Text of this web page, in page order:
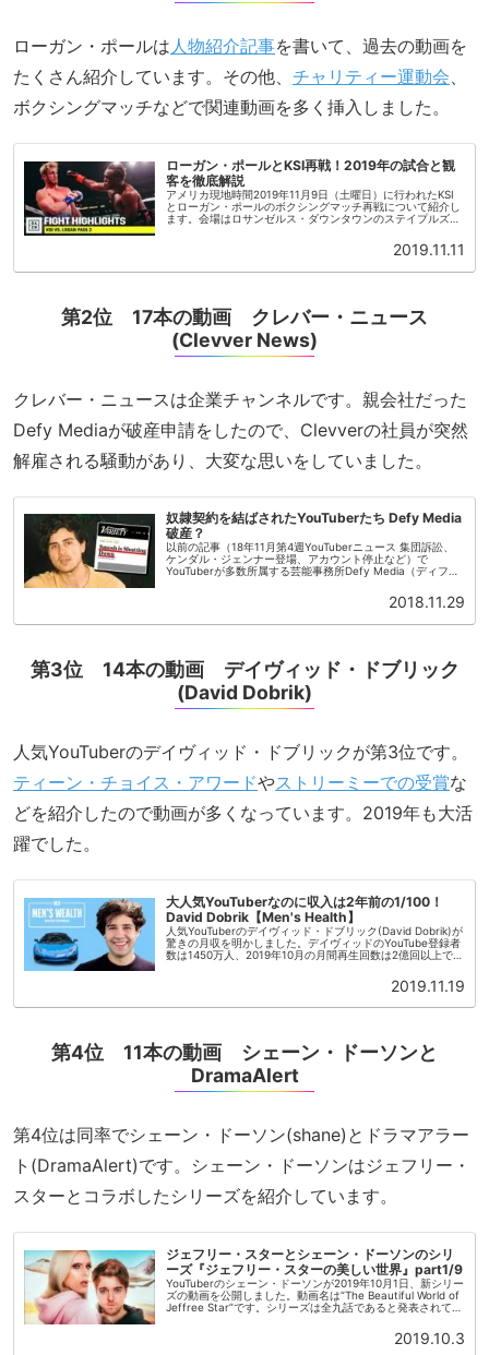
ローガン・ポールは人物紹介記事を書いて、過去の動画を
たくさん紹介しています。その他、 チャリティー運動会、
ボクシングマッチなどで関連動画を多く挿入しました。
ローガン・ポールとKSI再戦！2019年の試合と観
客を徹底解説
アメリカ現地時間2019年11月9日（土曜日）に行われたKSI
とローガン・ポールのボクシングマッチ再戦について紹介し
ます。会場はロサンゼルス・ダウンタウンのステイプルズ・
2019.11.11
第2位 17本の動画 クレバー・ニュース
(Clevver News)
クレバー・ニュースは企業チャンネルです。親会社だった
Defy Mediaが破産申請をしたので、Clevverの社員が突然
解雇される騒動があり、大変な思いをしていました。
奴隷契約を結ばされたYouTuberたち Defy Media
破産？
以前の記事（18年11月第4週YouTuberニュース 集団訴訟、
ケンダル・ジェンナー登場、アカウント停止など）で
YouTuberが多数所属する芸能事務所Defy Media（ディファ
2018.11.29
第3位 14本の動画 デイヴィッド・ドブリック
(David Dobrik)
人気YouTuberのデイヴィッド・ドブリックが第3位です。
ティーン・チョイス・アワードやストリーミーでの受賞な
どを紹介したので動画が多くなっています。2019年も大活
躍でした。
大人気YouTuberなのに収入は2年前の1/100！
David Dobrik【Men's Health】
人気YouTuberのデイヴィッド・ドブリック(David Dobrik)が
驚きの月収を明かしました。デイヴィッドのYouTube登録者
数は1450万人、2019年10月の月間再生回数は2億回以上で
2019.11.19
第4位 11本の動画 シェーン・ドーソンと
DramaAlert
第4位は同率でシェーン・ドーソン(shane)とドラマアラー
ト(DramaAlert)です。シェーン・ドーソンはジェフリー・
スターとコラボしたシリーズを紹介しています。
ジェフリー・スターとシェーン・ドーソンのシリ
ーズ『ジェフリー・スターの美しい世界』part1/9
YouTuberのシェーン・ドーソンが2019年10月1日、新シリー
ズの動画を公開しました。動画名は“The Beautiful World of
Jeffree Star”です。シリーズは全九話であると発表されてい
2019.10.3